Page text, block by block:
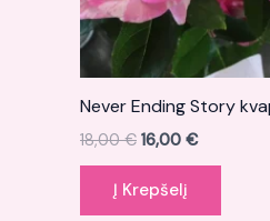
Never Ending Story
18,00€ 16,00 €
Į Krepšelį